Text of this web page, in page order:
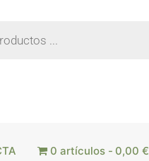
0 artículos 0,00 €